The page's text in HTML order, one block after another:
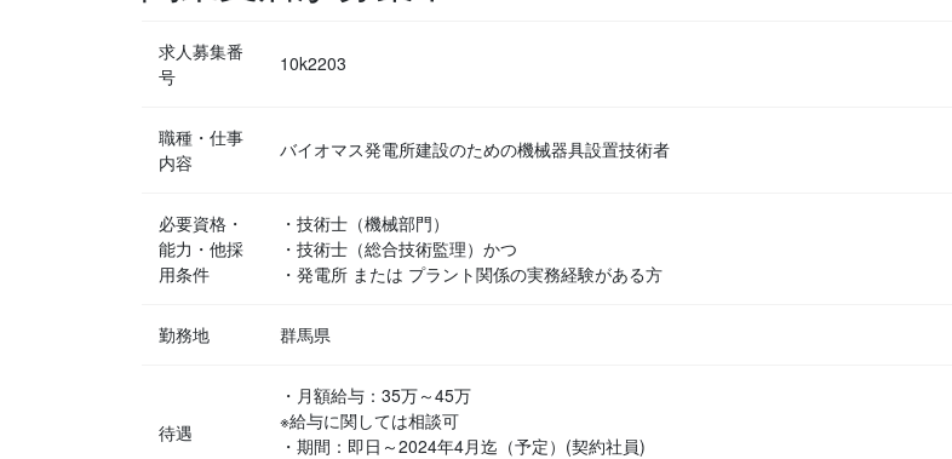
求人募集番
号
10k2203
職種・仕事
内容
バイオマス発電所建設のための機械器具設置技術者
必要資格・
能力・他採
用条件
・技術士（機械部門）
・技術士（総合技術監理）かつ
・発電所 または プラント関係の実務経験がある方
勤務地 群馬県
待遇
・月額給与：35万～45万
※給与に関しては相談可
・期間：即日～2024年4月迄（予定）(契約社員)